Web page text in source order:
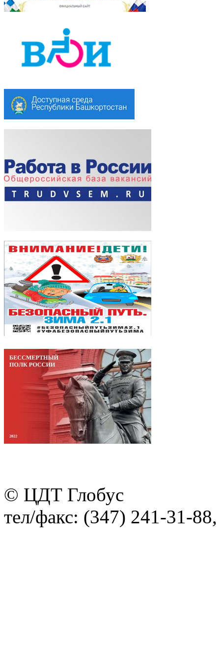
© ЦДТ Глобус
тел/факс: (347) 241-31-